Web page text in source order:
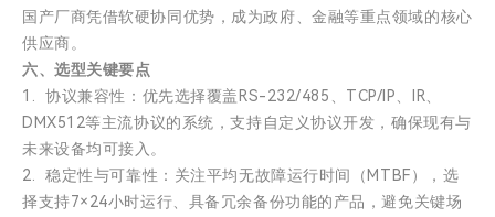
国产厂商凭借软硬协同优势，成为政府、金融等重点领域的核心
供应商。
六、选型关键要点
1. 协议兼容性：优先选择覆盖RS-232/485、TCP/IP、IR、
DMX512等主流协议的系统，支持自定义协议开发，确保现有与
未来设备均可接入。
2. 稳定性与可靠性：关注平均无故障运行时间（MTBF），选
择支持7×24小时运行、具备冗余备份功能的产品，避免关键场